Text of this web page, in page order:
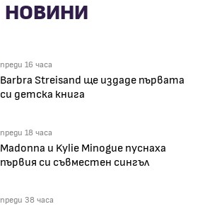
НОВИНИ
преди 16 часа
Barbra Streisand ще издаде първата
си детска книга
преди 18 часа
Madonna и Kylie Minogue пуснаха
първия си съвместен сингъл
преди 38 часа